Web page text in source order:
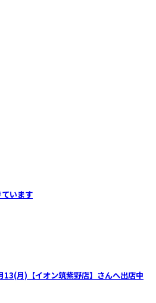
います
月)【イオン筑紫野店】さんへ出店中